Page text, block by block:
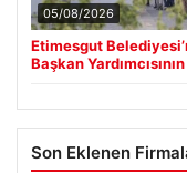
05/08/2026
Etimesgut
Başkan
Son Eklenen